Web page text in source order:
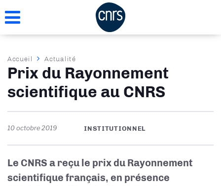
au
Fil
d'Ariane
Accueil Actualité
Prix du Rayonnement
scientifique au CNRS
10 octobre 2019 INSTITUTIONNEL
Le CNRS a reçu le prix du Rayonnement
scientifique français, en présence